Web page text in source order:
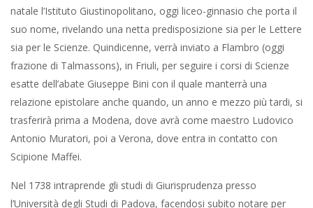
natale l’Istituto Giustinopolitano, oggi liceo-ginnasio che porta il
suo nome, rivelando una netta predisposizione sia per le Lettere
sia per le Scienze. Quindicenne, verrà inviato a Flambro (oggi
frazione di Talmassons), in Friuli, per seguire i corsi di Scienze
esatte dell’abate Giuseppe Bini con il quale manterrà una
relazione epistolare anche quando, un anno e mezzo più tardi, si
trasferirà prima a Modena, dove avrà come maestro Ludovico
Antonio Muratori, poi a Verona, dove entra in contatto con
Scipione Maffei.
Nel 1738 intraprende gli studi di Giurisprudenza presso
l’Università degli Studi di Padova, facendosi subito notare per